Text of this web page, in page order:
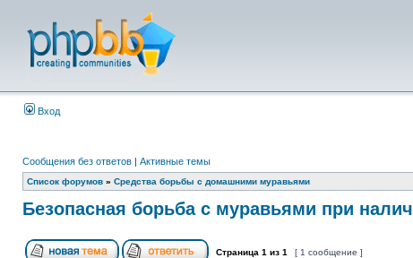
Вход
Сообщения без ответов | Активные темы
Список форумов » Средства борьбы с домашними муравьями
Безопасная борьба с муравьями при
Страница 1 из 1 [ 1 сообщение ]